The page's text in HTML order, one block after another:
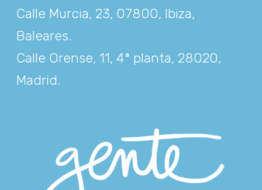
Calle Murcia, 23, 07800, Ibiza,
Baleares.
Calle Orense, 11, 4ª planta, 28020,
Madrid.